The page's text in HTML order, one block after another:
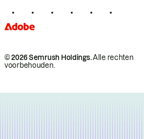
© 2026 Semrush Holdings.Alle rechten
voorbehouden.